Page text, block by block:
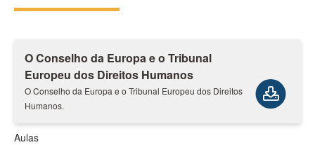
O Conselho da Europa e o Tribunal
Europeu dos Direitos Humanos
O Conselho da Europa e o Tribunal Europeu dos Direitos
Humanos.
Aulas